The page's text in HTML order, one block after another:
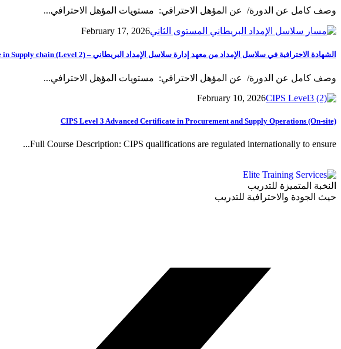
وصف كامل عن الدورة/ عن المؤهل الاحترافي: مستويات المؤهل الاحترافي...
February 17, 2026
الشهادة الاحترافية في سلاسل الإمداد من معهد إدارة سلاسل الإمداد البريطاني – Professional Certificate in Supply chain (Level 2)
وصف كامل عن الدورة/ عن المؤهل الاحترافي: مستويات المؤهل الاحترافي...
February 10, 2026
CIPS Level 3 Advanced Certificate in Procurement and Supply Operations (On-site)
Full Course Description: CIPS qualifications are regulated internationally to ensure...
النخبة المتميزة للتدريب
حيث الجودة والاحترافية للتدريب